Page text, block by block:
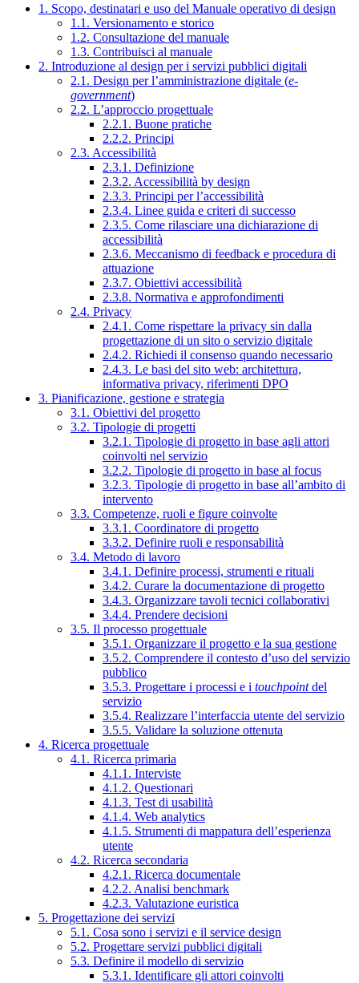
1. Scopo, destinatari e uso del Manuale operativo di design
1.1. Versionamento e storico
1.2. Consultazione del manuale
1.3. Contribuisci al manuale
2. Introduzione al design per i servizi pubblici digitali
2.1. Design per l’amministrazione digitale (e-
government)
2.2. L’approccio progettuale
2.2.1. Buone pratiche
2.2.2. Principi
2.3. Accessibilità
2.3.1. Definizione
2.3.2. Accessibilità by design
2.3.3. Principi per l’accessibilità
2.3.4. Linee guida e criteri di successo
2.3.5. Come rilasciare una dichiarazione di
accessibilità
2.3.6. Meccanismo di feedback e procedura di
attuazione
2.3.7. Obiettivi accessibilità
2.3.8. Normativa e approfondimenti
2.4. Privacy
2.4.1. Come rispettare la privacy sin dalla
progettazione di un sito o servizio digitale
2.4.2. Richiedi il consenso quando necessario
2.4.3. Le basi del sito web: architettura,
informativa privacy, riferimenti DPO
3. Pianificazione, gestione e strategia
3.1. Obiettivi del progetto
3.2. Tipologie di progetti
3.2.1. Tipologie di progetto in base agli attori
coinvolti nel servizio
3.2.2. Tipologie di progetto in base al focus
3.2.3. Tipologie di progetto in base all’ambito di
intervento
3.3. Competenze, ruoli e figure coinvolte
3.3.1. Coordinatore di progetto
3.3.2. Definire ruoli e responsabilità
3.4. Metodo di lavoro
3.4.1. Definire processi, strumenti e rituali
3.4.2. Curare la documentazione di progetto
3.4.3. Organizzare tavoli tecnici collaborativi
3.4.4. Prendere decisioni
3.5. Il processo progettuale
3.5.1. Organizzare il progetto e la sua gestione
3.5.2. Comprendere il contesto d’uso del servizio
pubblico
3.5.3. Progettare i processi e i touchpointdel
servizio
3.5.4. Realizzare l’interfaccia utente del servizio
3.5.5. Validare la soluzione ottenuta
4. Ricerca progettuale
4.1. Ricerca primaria
4.1.1. Interviste
4.1.2. Questionari
4.1.3. Test di usabilità
4.1.4. Web analytics
4.1.5. Strumenti di mappatura dell’esperienza
utente
4.2. Ricerca secondaria
4.2.1. Ricerca documentale
4.2.2. Analisi benchmark
4.2.3. Valutazione euristica
5. Progettazione dei servizi
5.1. Cosa sono i servizi e il service design
5.2. Progettare servizi pubblici digitali
5.3. Definire il modello di servizio
5.3.1. Identificare gli attori coinvolti